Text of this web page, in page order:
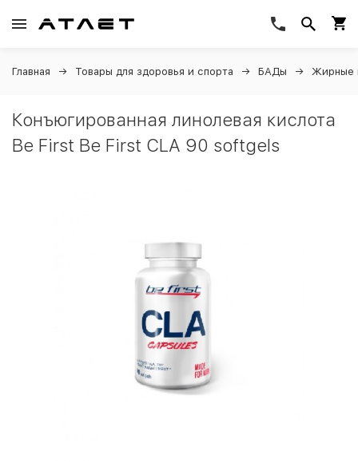
Главная Товары для здоровья и спорта БАДы Жирные
Конъюгированная линолевая кислота
Be First Be First CLA 90 softgels